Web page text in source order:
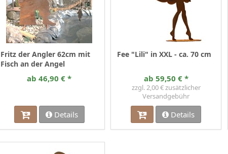
Fritz der Angler 62cm mit
Fisch an der Angel
ab 46,90 € *
Details
Fee "Lili" in XXL - ca. 70 cm
ab 59,50 € *
zzgl. 2,00 € zusätzlicher
Versandgebühr
Details